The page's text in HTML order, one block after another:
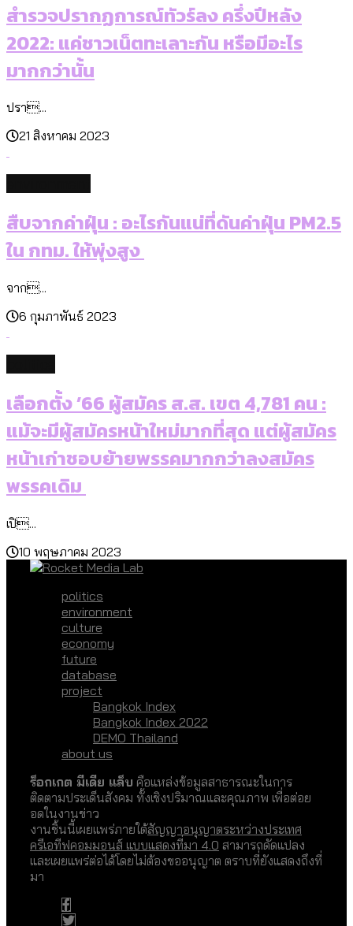
สำรวจปรากฏการณ์ทัวร์ลง ครึ่งปีหลัง
2022: แค่ชาวเน็ตทะเลาะกัน หรือมีอะไร
มากกว่านั้น
ปรา...
21 สิงหาคม 2023
สืบจากค่าฝุ่น : อะไรกันแน่ที่ดันค่าฝุ่น PM2.5
ใน กทม. ให้พุ่งสูง
จาก...
6 กุมภาพันธ์ 2023
เลือกตั้ง ’66 ผู้สมัคร ส.ส. เขต 4,781 คน :
แม้จะมีผู้สมัครหน้าใหม่มากที่สุด แต่ผู้สมัคร
หน้าเก่าชอบย้ายพรรคมากกว่าลงสมัคร
พรรคเดิม
เปิ...
10 พฤษภาคม 2023
politics
environment
culture
economy
future
database
project
Bangkok Index
Bangkok Index 2022
DEMO Thailand
about us
ร็อกเกต มีเดีย แล็บ คือแหล่งข้อมูลสาธารณะในการ
ติดตามประเด็นสังคม ทั้งเชิงปริมาณและคุณภาพ เพื่อต่อย
อดในงานข่าว
งานชิ้นนี้เผยแพร่ภายใต้สัญญาอนุญาตระหว่างประเทศ
ครีเอทีฟคอมมอนส์ แบบแสดงที่มา 4.0 สามารถดัดแปลง
และเผยแพร่ต่อได้โดยไม่ต้องขออนุญาต ตราบที่ยังแสดงถึงที่
มา